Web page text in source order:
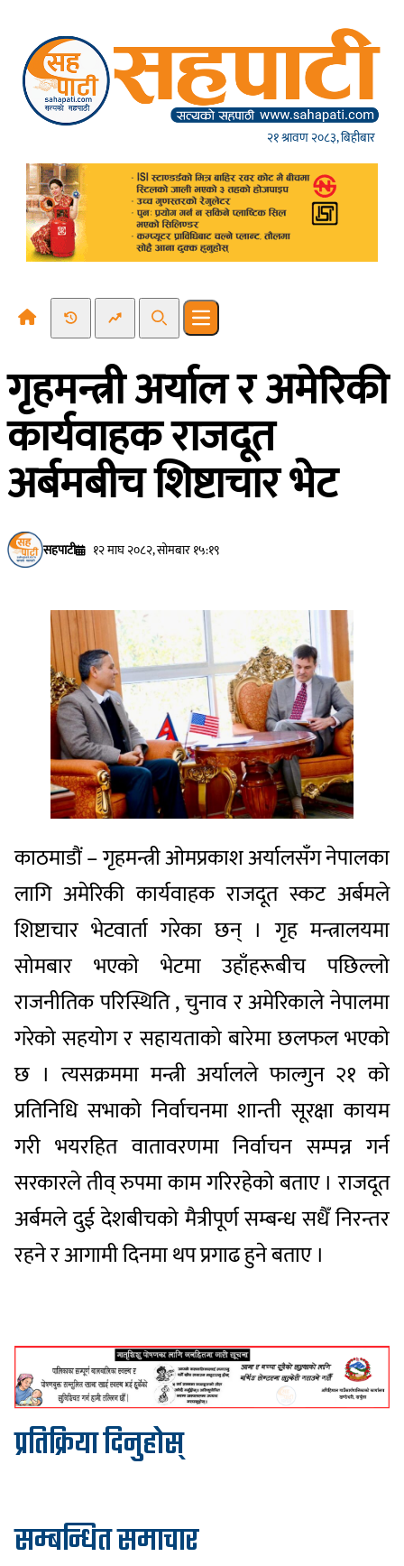
२१ श्रावण २०८३, बिहीबार
Recent NewsTrending News
SearchOpen main menu
गृहमन्त्री अर्याल र अमेरिकी
कार्यवाहक राजदूत
अर्बमबीच शिष्टाचार भेट
सहपाटी १२ माघ २०८२, सोमबार १५:१९
काठमाडौं – गृहमन्त्री ओमप्रकाश अर्यालसँग नेपालका
लागि अमेरिकी कार्यवाहक राजदूत स्कट अर्बमले
शिष्टाचार भेटवार्ता गरेका छन् । गृह मन्त्रालयमा
सोमबार भएको भेटमा उहाँहरूबीच पछिल्लो
राजनीतिक परिस्थिति , चुनाव र अमेरिकाले नेपालमा
गरेको सहयोग र सहायताको बारेमा छलफल भएको
छ । त्यसक्रममा मन्त्री अर्यालले फाल्गुन २१ को
प्रतिनिधि सभाको निर्वाचनमा शान्ती सूरक्षा कायम
गरी भयरहित वातावरणमा निर्वाचन सम्पन्न गर्न
सरकारले तीव् रुपमा काम गरिरहेको बताए । राजदूत
अर्बमले दुई देशबीचको मैत्रीपूर्ण सम्बन्ध सधैँ निरन्तर
रहने र आगामी दिनमा थप प्रगाढ हुने बताए ।
प्रतिक्रिया दिनुहोस्
सम्बन्धित समाचार